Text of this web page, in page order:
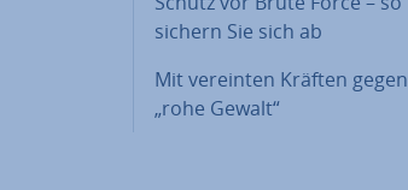
sichern Sie sich ab
Mit vereinten Kräften gegen
„rohe Gewalt“